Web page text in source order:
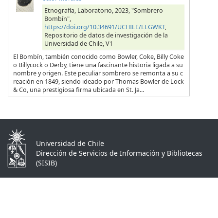
Etnografía, Laboratorio, 2023, "Sombrero
Bombín",
https://doi.org/10.34691/UCHILE/LLGWKT,
Repositorio de datos de investigación de la
Universidad de Chile, V1
El Bombín, también conocido como Bowler, Coke, Billy Coke
o Billycock o Derby, tiene una fascinante historia ligada a su
nombre y origen. Este peculiar sombrero se remonta a su c
reación en 1849, siendo ideado por Thomas Bowler de Lock
& Co, una prestigiosa firma ubicada en St. Ja...
Universidad de Chile
Dirección de Servicios de Información y Bibliotecas
(SISIB)